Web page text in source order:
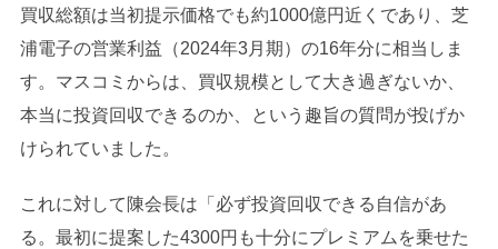
買収総額は当初提示価格でも約1000億円近くであり、芝
浦電子の営業利益（2024年3月期）の16年分に相当しま
す。マスコミからは、買収規模として大き過ぎないか、
本当に投資回収できるのか、という趣旨の質問が投げか
けられていました。
これに対して陳会長は「必ず投資回収できる自信があ
る。最初に提案した4300円も十分にプレミアムを乗せた